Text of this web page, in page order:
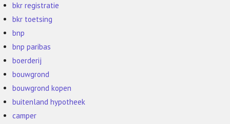
bkr registratie
bkr toetsing
bnp
bnp paribas
boerderij
bouwgrond
bouwgrond kopen
buitenland hypotheek
camper